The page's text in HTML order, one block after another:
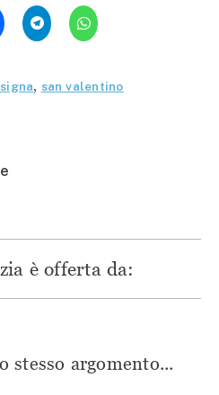
clic
condividere
(Si
Fai
clic
per
condividere
(Si
apre
Fai
clic
per
(Si
apre
, san valentino
è offerta da:
argomento...